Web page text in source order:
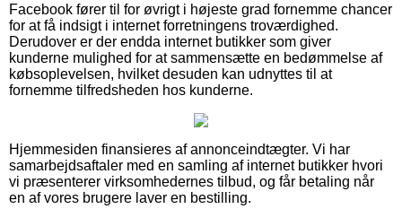
Facebook fører til for øvrigt i højeste grad fornemme chancer
for at få indsigt i internet forretningens troværdighed.
Derudover er der endda internet butikker som giver
kunderne mulighed for at sammensætte en bedømmelse af
købsoplevelsen, hvilket desuden kan udnyttes til at
fornemme tilfredsheden hos kunderne.
Hjemmesiden finansieres af annonceindtægter. Vi har
samarbejdsaftaler med en samling af internet butikker hvori
vi præsenterer virksomhedernes tilbud, og får betaling når
en af vores brugere laver en bestilling.